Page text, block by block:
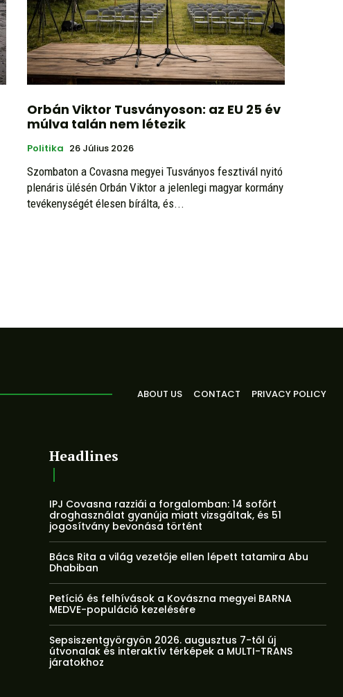
Orbán Viktor Tusványoson: az EU 25 év
múlva talán nem létezik
Politika 26 Július 2026
Szombaton a Covasna megyei Tusványos fesztivál nyitó
plenáris ülésén Orbán Viktor a jelenlegi magyar kormány
tevékenységét élesen bírálta, és...
ABOUT US CONTACT PRIVACY POLICY
Headlines
IPJ Covasna razziái a forgalomban: 14 sofőrt
droghasználat gyanúja miatt vizsgáltak, és 51
jogosítvány bevonása történt
Bács Rita a világ vezetője ellen lépett tatamira Abu
Dhabiban
Petíció és felhívások a Kovászna megyei BARNA
MEDVE-populáció kezelésére
Sepsiszentgyörgyön 2026. augusztus 7-től új
útvonalak és interaktív térképek a MULTI-TRANS
járatokhoz